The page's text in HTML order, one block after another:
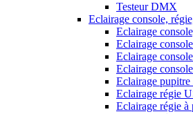
Testeur DMX
Eclairage console,
Eclairage
Eclairage
Eclairage
Eclairage
Eclairage pupitre
Eclairage régie
Eclairage régie à